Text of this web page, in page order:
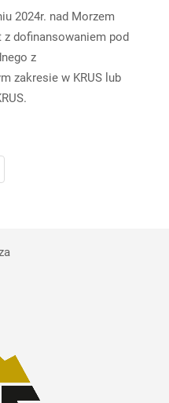
2024r. nad Morzem
z dofinansowaniem pod
z
zakresie w KRUS lub